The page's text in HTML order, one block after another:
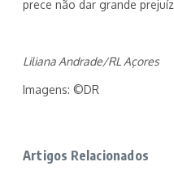
prece não dar grande
Liliana Andrade/RL Açores
Imagens: ©DR
Artigos Relacionados